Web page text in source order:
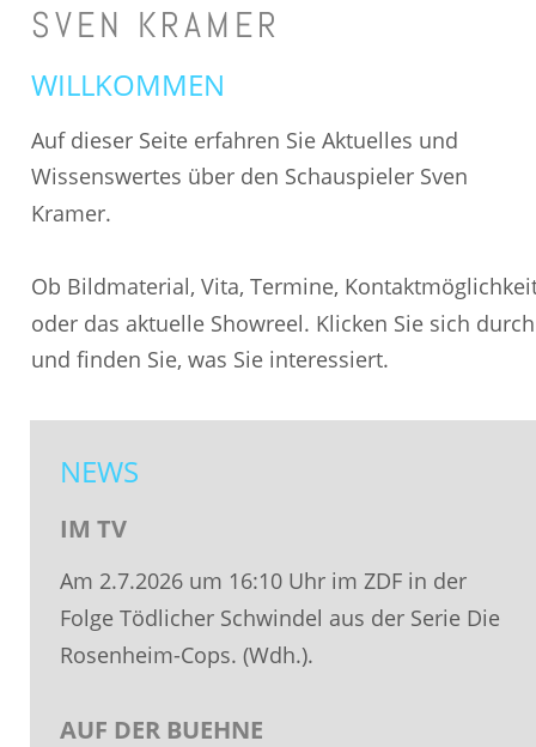
SVEN KRAMER
WILLKOMMEN
Auf dieser Seite erfahren Sie Aktuelles und
Wissenswertes über den Schauspieler Sven
Kramer.
Ob Bildmaterial, Vita, Termine,
oder das aktuelle Showreel. Klicken Sie sich
und finden Sie, was Sie interessiert.
NEWS
IM TV
Am 2.7.2026 um 16:10 Uhr im ZDF in der
Folge Tödlicher Schwindel aus der Serie Die
Rosenheim-Cops. (Wdh.).
AUF DER BUEHNE